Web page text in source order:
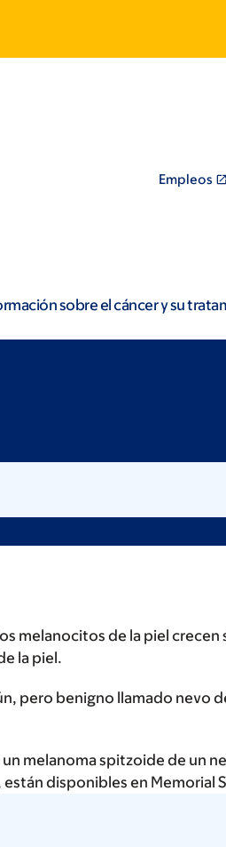
Empleos
sobre el cáncer y su
melanocitos de la piel
la piel.
pero benigno llamado nevo
melanoma spitzoide de un
disponibles en Memorial